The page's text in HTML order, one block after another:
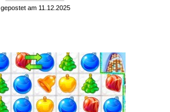
gepostet am 11.12.2025